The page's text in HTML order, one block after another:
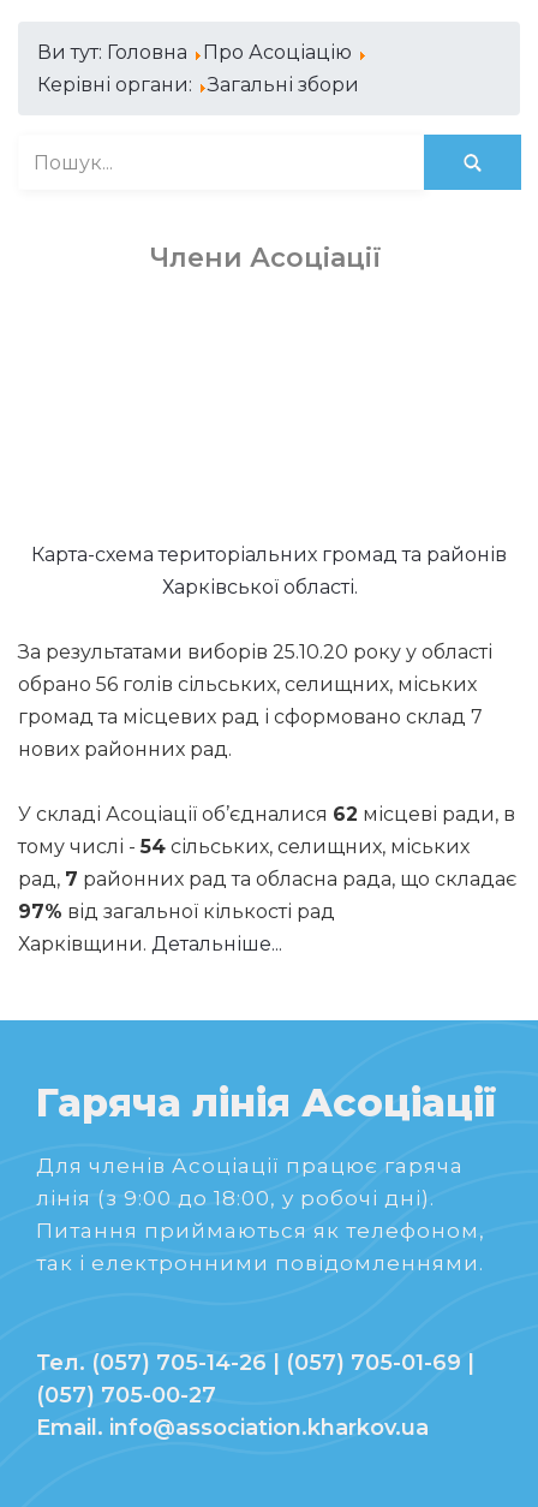
Ви тут: Головна
Про Асоціацію
Керівні органи:
Загальні збори
Члени Асоціації
Карта-схема територіальних громад та районів
Харківської області.
За результатами виборів 25.10.20 року у області
обрано 56 голів сільських, селищних, міських
громад та місцевих рад і сформовано склад 7
нових районних рад.
У складі Асоціації об’єдналися 62 місцеві ради, в
тому числі -54 сільських, селищних, міських
рад, 7 районних рад та обласна рада, що складає
97% від загальної кількості рад
Харківщини. Детальніше...
Гаряча лінія Асоціації
Для членів Асоціації працює гаряча
лінія (з 9:00 до 18:00, у робочі дні).
Питання приймаються як телефоном,
так і електронними повідомленнями.
Тел. (057) 705-14-26 | (057) 705-01-69 |
(057) 705-00-27
Email. info@association.kharkov.ua